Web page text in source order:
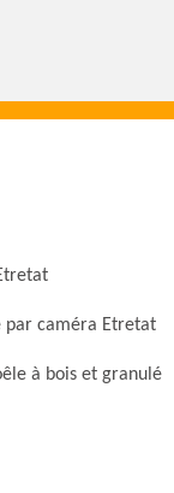
par caméra Etretat
à bois et granulé